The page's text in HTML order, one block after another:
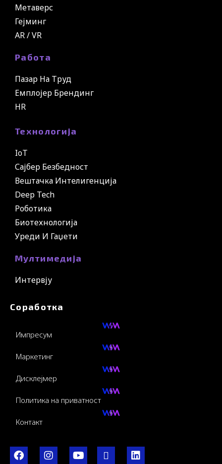
Метаверс
Гејминг
AR / VR
Работа
Пазар На Труд
Емплојер Брендинг
HR
Технологија
IoT
Сајбер Безбедност
Вештачка Интелигенција
Deep Tech
Роботика
Биотехнологија
Уреди И Гаџети
Мултимедија
Интервју
Соработка
Импресум
Маркетинг
Дисклејмер
Политика на приватност
Контакт
F
a
I
n
Y
o
I
c
L
i